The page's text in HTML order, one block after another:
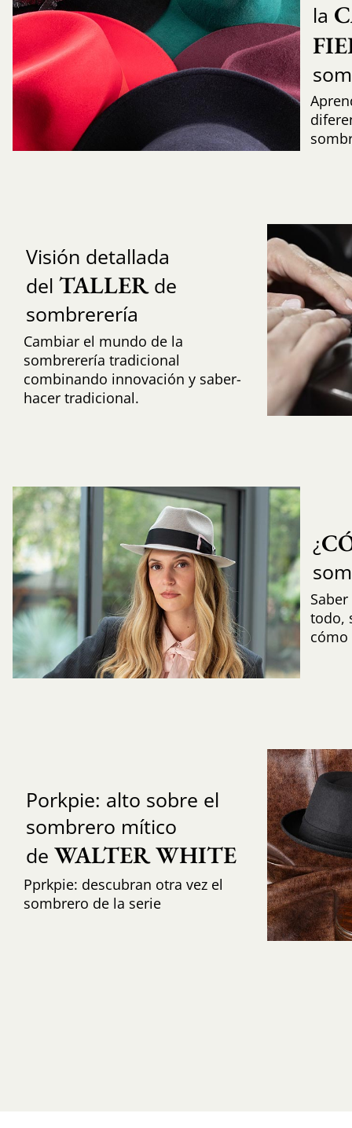
la
Visión detallada
del TALLERde
sombrerería
Cambiar el mundo de la
sombrerería tradicional
combinando innovación y saber-
hacer tradicional.
¿
todo,
cómo
Porkpie: alto sobre el
sombrero mítico
de WALTER WHITE
Pprkpie: descubran otra vez el
sombrero de la serie